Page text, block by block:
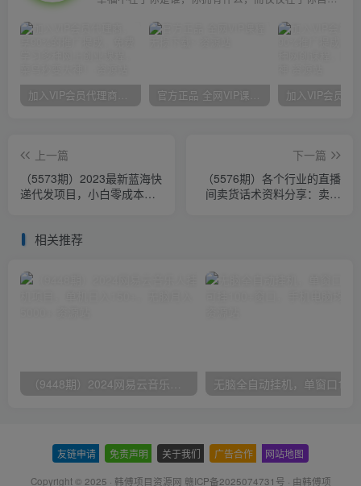
加入VIP会员代理商，享90%的推广提成，免费学习多种网上创业课程，菜鸟秒变大神！ 官方正品 全网VIP课程 无损下载~
上一篇
（5573期）2023最新蓝海快
递代发项目，小白零成本照
下一篇
（5576期）各个行业的直播
间卖货话术资料分享：卖货
相关推荐
（9448期）2024网易云音乐人挂机项目，单机日入150+，无脑月入5000+
友链申请 免责声明 关于我们 广告合作 网站地图
Copyright © 2025 · 韩傅项目资源网 赣ICP备2025074731号 · 由韩傅项